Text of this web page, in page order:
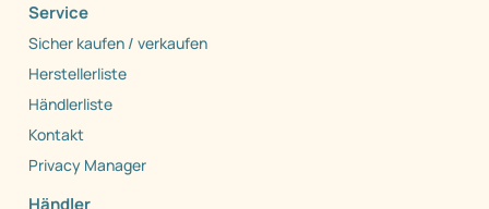
Service
Sicher kaufen / verkaufen
Herstellerliste
Händlerliste
Kontakt
Privacy Manager